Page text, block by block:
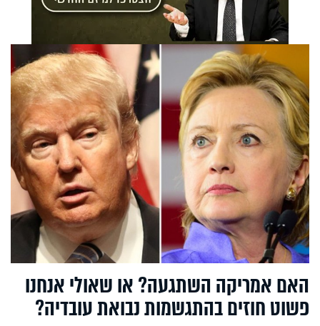
האם אמריקה השתגעה? או שאולי אנחנו
פשוט חוזים בהתגשמות נבואת עובדיה?